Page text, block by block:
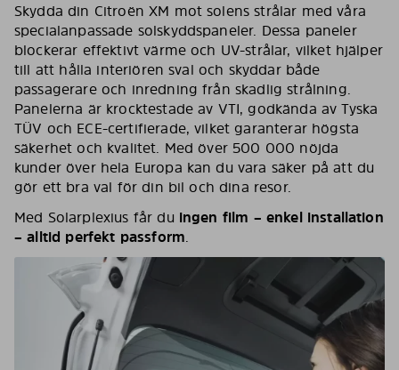
Skydda din Citroën XM mot solens strålar med våra
specialanpassade solskyddspaneler. Dessa paneler
blockerar effektivt värme och UV-strålar, vilket hjälper
till att hålla interiören sval och skyddar både
passagerare och inredning från skadlig strålning.
Panelerna är krocktestade av VTI, godkända av Tyska
TÜV och ECE-certifierade, vilket garanterar högsta
säkerhet och kvalitet. Med över 500 000 nöjda
kunder över hela Europa kan du vara säker på att du
gör ett bra val för din bil och dina resor.
Med Solarplexius får du ingen film – enkel installation
– alltid perfekt passform.